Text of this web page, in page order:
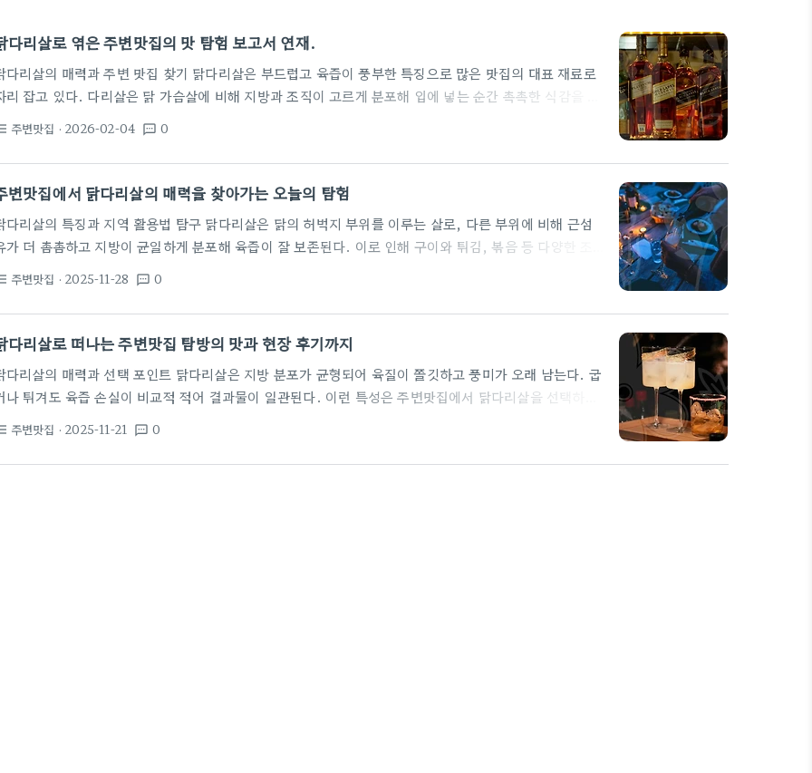
다리살로 엮은 주변맛집의 맛 탐험 보고서 연재.
다리살의 매력과 주변 맛집 찾기 닭다리살은 부드럽고 육즙이 풍부한 특징으로 많은 맛집의 대표 재료로
리 잡고 있다. 다리살은 닭 가슴살에 비해 지방과 조직이 고르게 분포해 입에 넣는 순간 촉촉한 식감을 선
다. 주변 맛집을 탐방할 때 다리살의 조리법이 얼마나 다층적으로 구현되는지가 맛의 깊이를 결정한다. 닭
기스테이크는 닭다리살의 강점을 살려 두툼하게 썰어 구워내는 대표적인 메뉴로 자리 잡았다. 닭염지 같
브라인 방식은 육즙을 더 오래 보존하고 고기의 식감을 유지하는 데 도움을 준다. 치킨팝콘처럼…
주변맛집 · 2026-02-04 textsms 0
변맛집에서 닭다리살의 매력을 찾아가는 오늘의 탐험
다리살의 특징과 지역 활용법 탐구 닭다리살은 닭의 허벅지 부위를 이루는 살로, 다른 부위에 비해 근섬
가 더 촘촘하고 지방이 균일하게 분포해 육즙이 잘 보존된다. 이로 인해 구이와 튀김, 볶음 등 다양한 조
분 손실을 최소화하는 방법으로 촉촉함을 유지한다. 또한 다리살의 지방은 열을 가했을 때 자연스러운 고소
을 더해 음식의 진한 맛을 강조한다. 닭다리살은 가슴 살에 비해 지방 함량이 다소 높아 고기의 고유 풍미
오래 남는다. 지역 맛집의 대표 활용…
주변맛집 · 2025-11-28 textsms 0
다리살로 떠나는 주변맛집 탐방의 맛과 현장 후기까지
다리살의 매력과 선택 포인트 닭다리살은 지방 분포가 균형되어 육질이 쫄깃하고 풍미가 오래 남는다. 굽
나 튀겨도 육즙 손실이 비교적 적어 결과물이 일관된다. 이런 특성은 주변맛집에서 닭다리살을 선택하는
신선도, 해동 방식, 두께 구간, 피부의 처리 여부다. 신선한 닭다리살은 색이 선명하고 냄새가 깨끗하다. 두
가 일정한 만큼 조리 시간이 예측 가능해 바쁜 영업 시간에 유리하다. 피부를 남길지 여부도 맛의 방향성
주변맛집 · 2025-11-21 textsms 0